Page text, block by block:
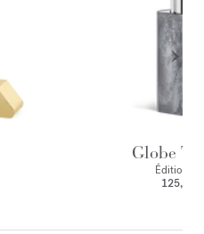
Globe
Édition
125,00 €